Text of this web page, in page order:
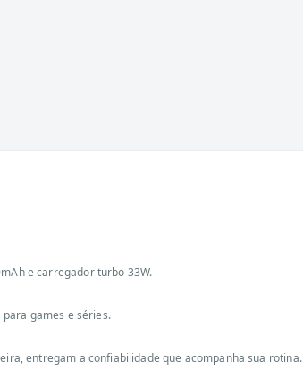
e carregador turbo 33W.
games e séries.
entregam a confiabilidade que acompanha sua rotina.